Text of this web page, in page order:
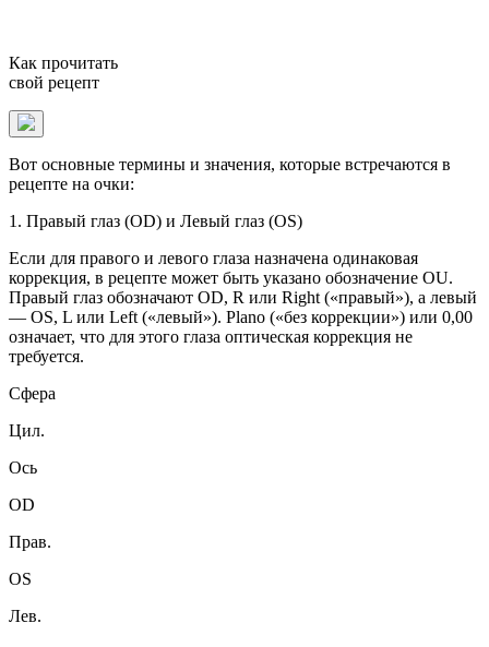
Как прочитать
свой рецепт
Вот основные термины и значения, которые встречаются в
рецепте на очки:
1. Правый глаз (OD) и Левый глаз (OS)
Если для правого и левого глаза назначена одинаковая
коррекция, в рецепте может быть указано обозначение OU.
Правый глаз обозначают OD, R или Right («правый»), а левый
— OS, L или Left («левый»). Plano («без коррекции») или 0,00
означает, что для этого глаза оптическая коррекция не
требуется.
Сфера
Цил.
Ось
OD
Прав.
OS
Лев.